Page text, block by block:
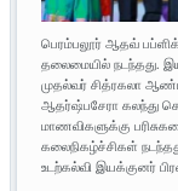
பெரம்பலூர் ஆதவ்
தலைமையில் நடந்தது.
முதல்வர் சித்ரகலா
ஆதர்ஷ்பசேரா கலந்து
மாணவிகளுக்கு
கலைநிகழ்ச்சிகள்
உடற்கல்வி இயக்குனர்